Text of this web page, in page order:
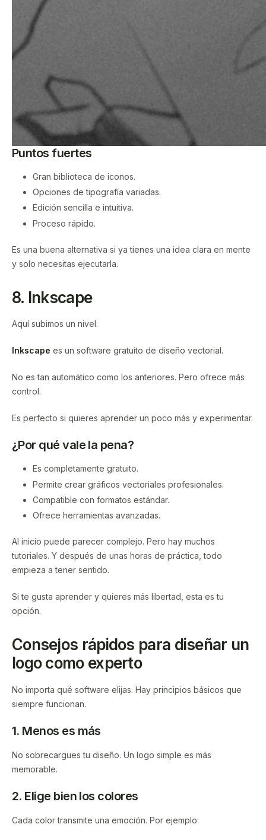
Puntos fuertes
Gran biblioteca de iconos.
Opciones de tipografía variadas.
Edición sencilla e intuitiva.
Proceso rápido.
Es una buena alternativa si ya tienes una idea clara en mente
y solo necesitas ejecutarla.
8. Inkscape
Aquí subimos un nivel.
Inkscape es un software gratuito de diseño vectorial.
No es tan automático como los anteriores. Pero ofrece más
control.
Es perfecto si quieres aprender un poco más y experimentar.
¿Por qué vale la pena?
Es completamente gratuito.
Permite crear gráficos vectoriales profesionales.
Compatible con formatos estándar.
Ofrece herramientas avanzadas.
Al inicio puede parecer complejo. Pero hay muchos
tutoriales. Y después de unas horas de práctica, todo
empieza a tener sentido.
Si te gusta aprender y quieres más libertad, esta es tu
opción.
Consejos rápidos para diseñar un
logo como experto
No importa qué software elijas. Hay principios básicos que
siempre funcionan.
1. Menos es más
No sobrecargues tu diseño. Un logo simple es más
memorable.
2. Elige bien los colores
Cada color transmite una emoción. Por ejemplo: